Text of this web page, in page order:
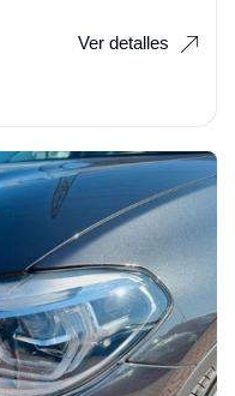
Ver detalles